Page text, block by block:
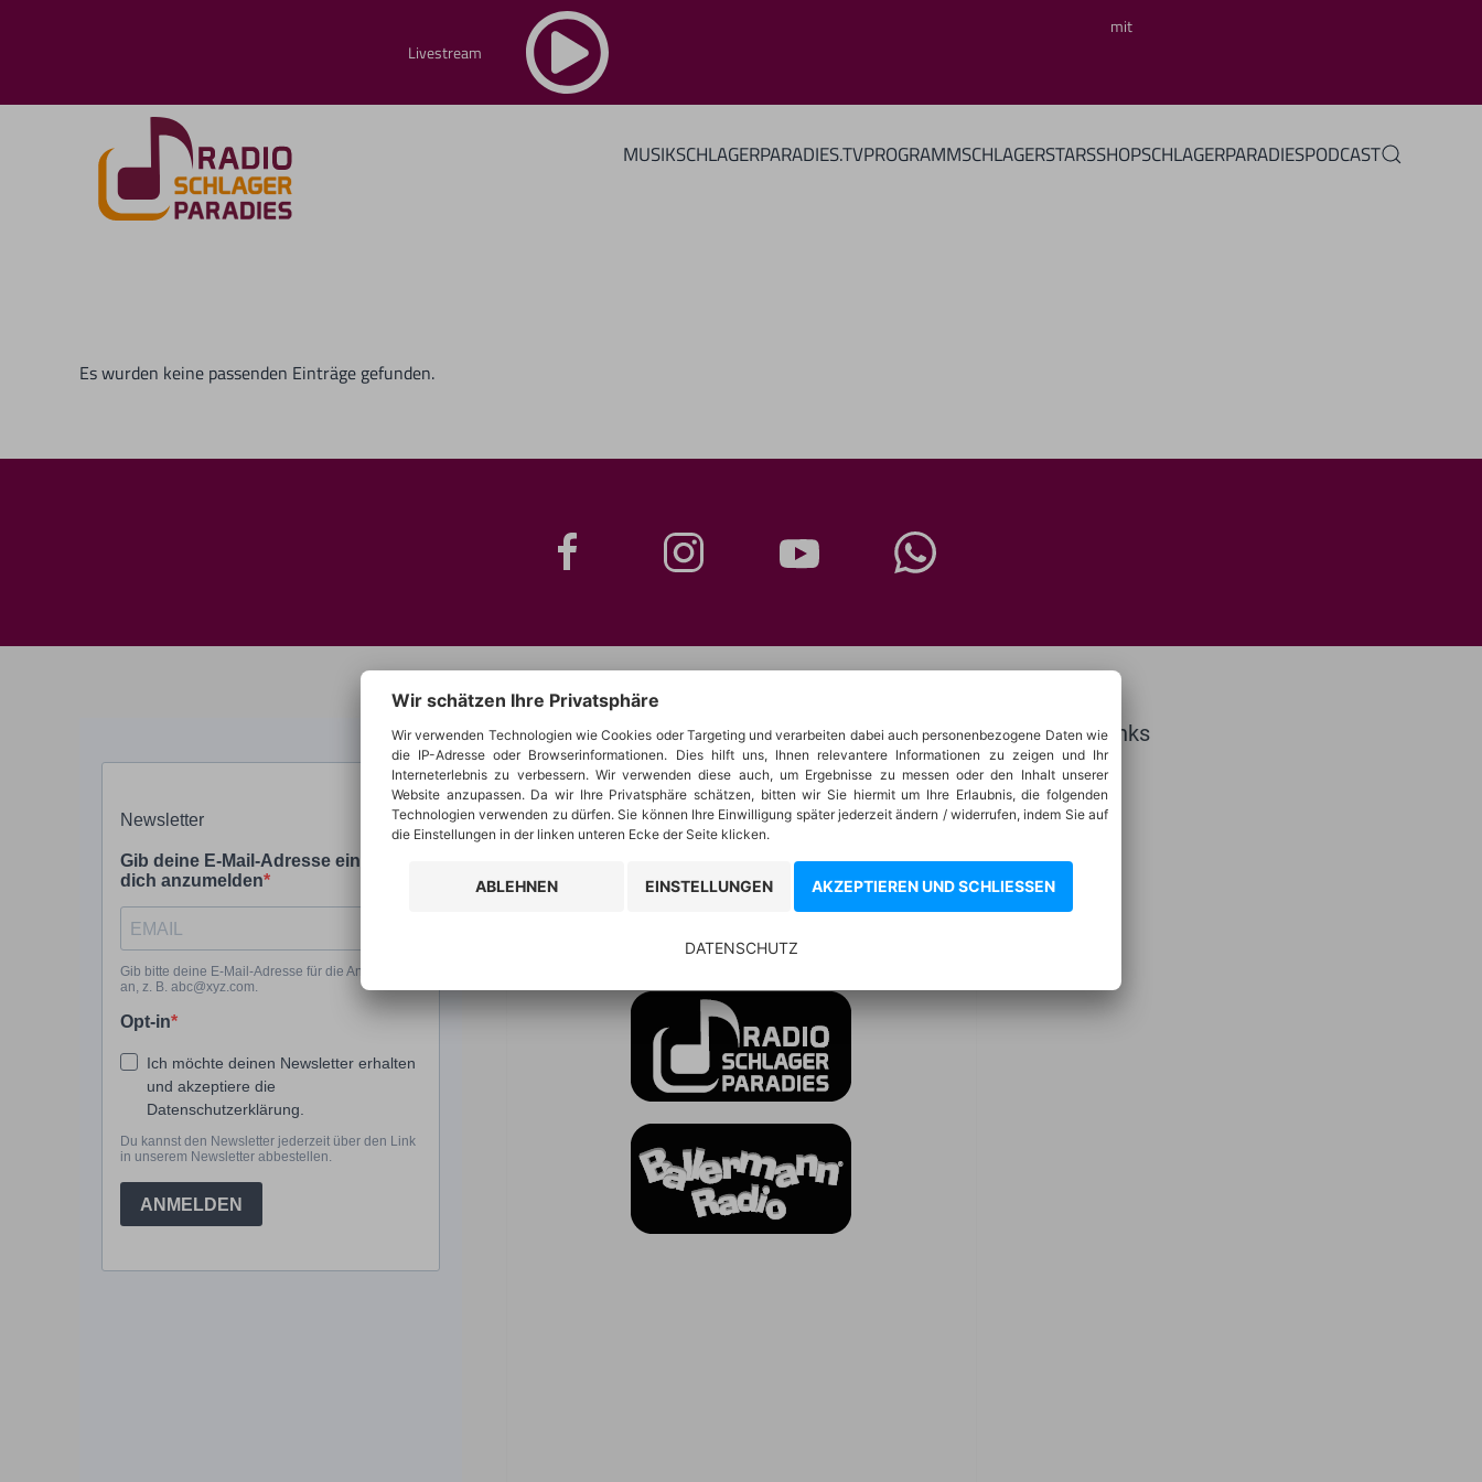
Livestream
mit
MUSIKSCHLAGERPARADIES.TVPROGRAMMSCHLAGERSTARSSHOPSCHLAGERPARADIESPODCAST
Es wurden keine passenden Einträge gefunden.
Die Schlagerparadies APP Service Links
Mediadaten
Wir schätzen Ihre Privatsphäre
Wir verwenden Technologien wie Cookies oder Targeting und verarbeiten dabei auch personenbezogene Daten wie
die IP-Adresse oder Browserinformationen. Dies hilft uns, Ihnen relevantere Informationen zu zeigen und Ihr
Interneterlebnis zu verbessern. Wir verwenden diese auch, um Ergebnisse zu messen oder den Inhalt unserer
Website anzupassen. Da wir Ihre Privatsphäre schätzen, bitten wir Sie hiermit um Ihre Erlaubnis, die folgenden
Technologien verwenden zu dürfen. Sie können Ihre Einwilligung später jederzeit ändern / widerrufen, indem Sie auf
die Einstellungen in der linken unteren Ecke der Seite klicken.
ABLEHNEN EINSTELLUNGEN AKZEPTIEREN UND SCHLIESSEN
DATENSCHUTZ